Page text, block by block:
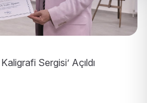
Sergisi’ Açıldı